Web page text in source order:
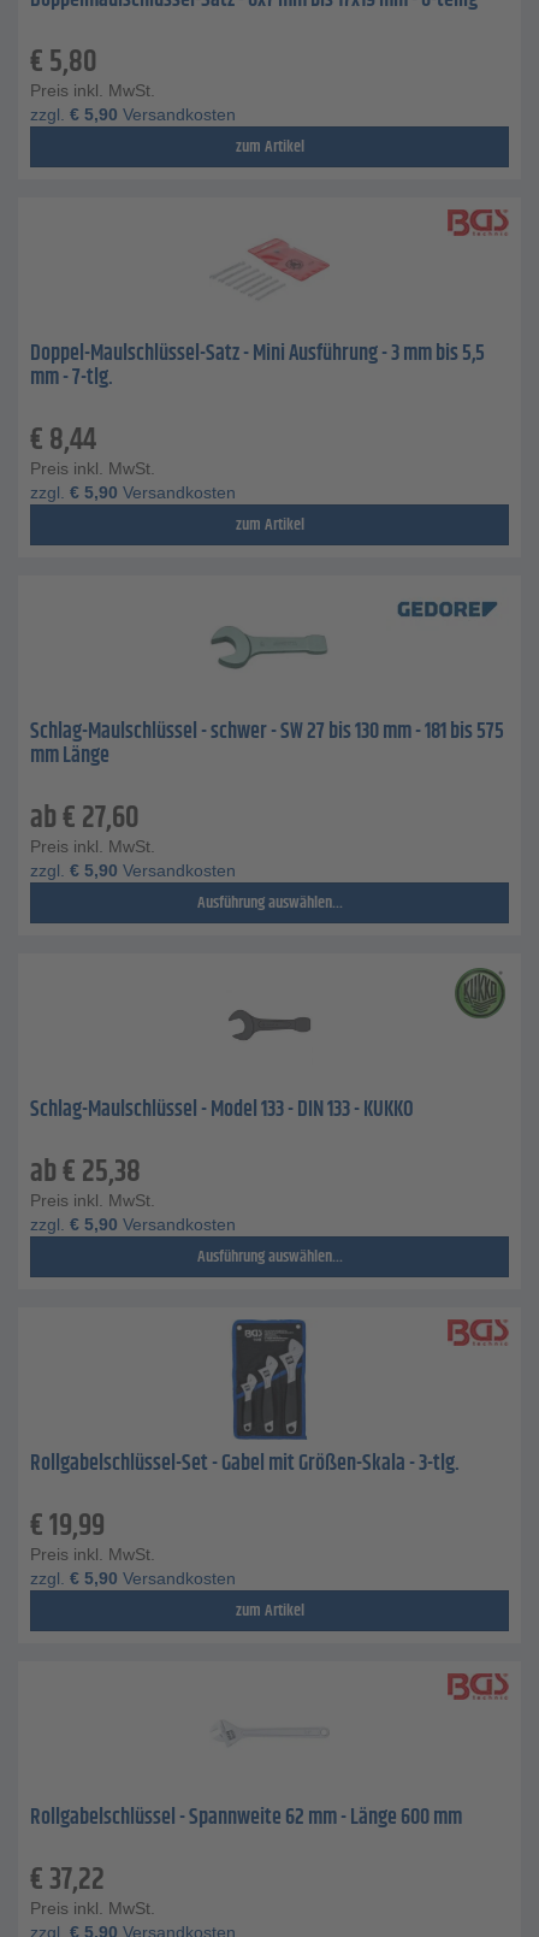
€5,80
Preis inkl. MwSt.
zzgl. € 5,90 Versandkosten
zum Artikel
Doppel-Maulschlüssel-Satz - Mini Ausführung - 3 mm bis 5,5
mm - 7-tlg.
€8,44
Preis inkl. MwSt.
zzgl. € 5,90 Versandkosten
zum Artikel
Schlag-Maulschlüssel - schwer - SW 27 bis 130 mm - 181 bis 575
mm Länge
ab€27,60
Preis inkl. MwSt.
zzgl. € 5,90 Versandkosten
Ausführung auswählen...
Schlag-Maulschlüssel - Model 133 - DIN 133 - KUKKO
ab€25,38
Preis inkl. MwSt.
zzgl. € 5,90 Versandkosten
Ausführung auswählen...
Rollgabelschlüssel-Set - Gabel mit Größen-Skala - 3-tlg.
€19,99
Preis inkl. MwSt.
zzgl. € 5,90 Versandkosten
zum Artikel
Rollgabelschlüssel - Spannweite 62 mm - Länge 600 mm
€37,22
Preis inkl. MwSt.
zzgl. € 5,90 Versandkosten